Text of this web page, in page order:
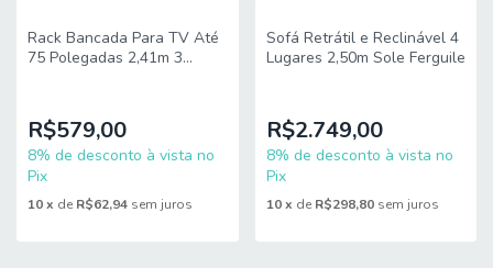
Rack Bancada Para TV Até
75 Polegadas 2,41m 3
R$579,00
8% de desconto à vista no
Pix
10x de R$62,94 sem juros
Sofá Retrátil e Reclinável 4
Lugares 2,50m Sole Ferguile
R$2.749,00
8% de desconto à vista no
Pix
10 x de R$298,80 sem juros